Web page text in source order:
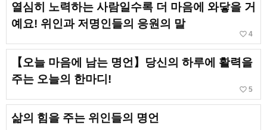
열심히 노력하는 사람일수록 더 마음에 와닿을 거
예요! 위인과 저명인들의 응원의 말
favorite_border 4
【오늘 마음에 남는 명언】당신의 하루에 활력을
주는 오늘의 한마디!
favorite_border 5
삶의 힘을 주는 위인들의 명언